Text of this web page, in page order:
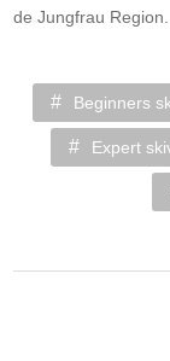
de Jungfrau Region.
Beginners
Expert